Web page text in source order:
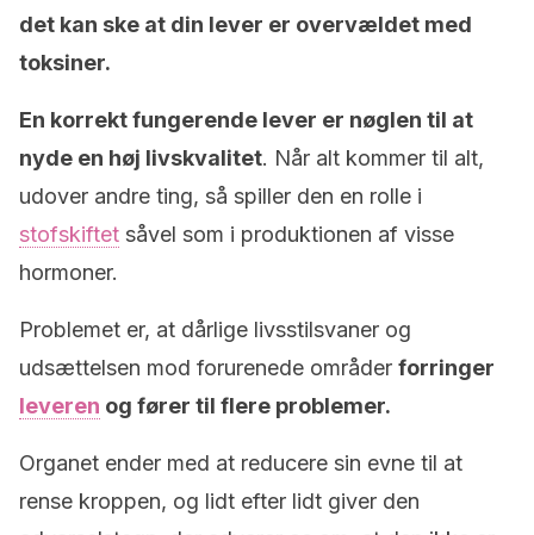
det kan ske at din lever er overvældet med
toksiner.
En korrekt fungerende lever er nøglen til at
nyde en høj livskvalitet. Når alt kommer til alt,
udover andre ting, så spiller den en rolle i
stofskiftet såvel som i produktionen af visse
hormoner.
Problemet er, at dårlige livsstilsvaner og
udsættelsen mod forurenede områder forringer
leveren og fører til flere problemer.
Organet ender med at reducere sin evne til at
rense kroppen, og lidt efter lidt giver den